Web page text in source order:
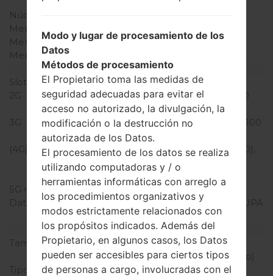
Núcleos de UCP
Memoria RAM
Memoria interna
32GB
Memoria externa
Red y Datos
Slot de tarjeta
1 Micro-SIM
2G
GSM 850/900/1800/1900
MHz
3G
HSDPA 850/900/1900/2100
MHz
(4G) LTE
LTE band 2(1900), 3(1800),
4(1700/2100), 5(850),
7(2600), 12(700)
5G network
-
Datos
GPRS,EDGE,HSDPA,HSUPA
,HSPA,HSPA+,LTE
Pantalla
Tamaño de la pantalla
5.5 pulgadas (~72.5%
relación pantalla-cuerpo)
Tipo de Pantalla
IPS LCD
Modo y lugar de procesamiento de los
Datos
Métodos de procesamiento
El Propietario toma las medidas de
seguridad adecuadas para evitar el
acceso no autorizado, la divulgación, la
modificación o la destrucción no
autorizada de los Datos.
El procesamiento de los datos se realiza
utilizando computadoras y / o
herramientas informáticas con arreglo a
los procedimientos organizativos y
modos estrictamente relacionados con
los propósitos indicados. Además del
Propietario, en algunos casos, los Datos
pueden ser accesibles para ciertos tipos
de personas a cargo, involucradas con el